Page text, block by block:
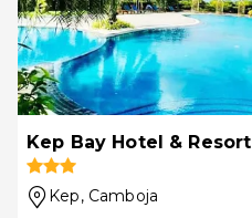
Kep Bay Hotel & Resort
Kep, Camboja